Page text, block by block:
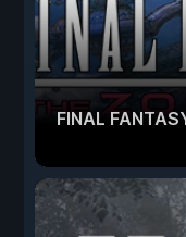
FINAL